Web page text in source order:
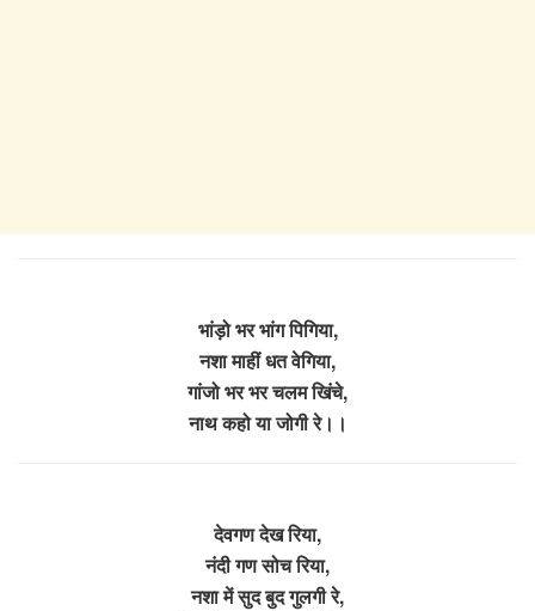
भांड़ो भर भांग पिगिया,
नशा माहीं धत वेगिया,
गांजो भर भर चलम खिंचे,
नाथ कहो या जोगी रे।।
देवगण देख रिया,
नंदी गण सोच रिया,
नशा में सुद बुद गुलगी रे,